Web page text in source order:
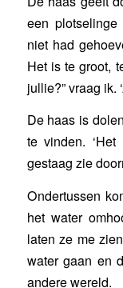
een
niet had
Het is te groot,
jullie?” vraag ik.
De haas is
te vinden.
gestaag zie
Ondertussen
het water
laten ze me
water gaan en
andere wereld.